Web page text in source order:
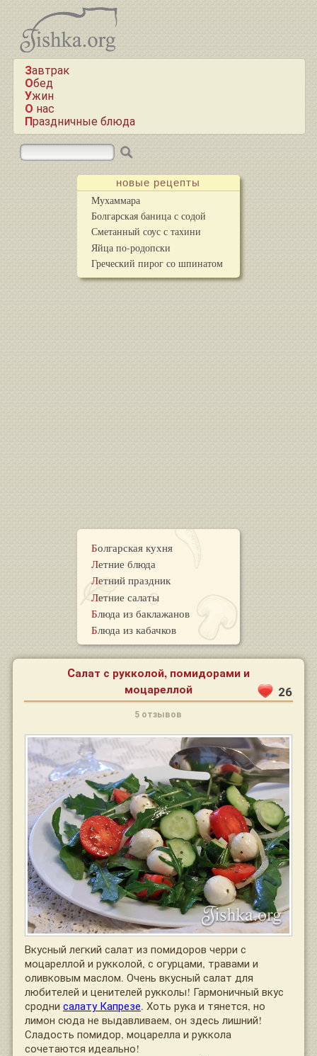
Завтрак
Обед
Ужин
О нас
Праздничные блюда
новые рецепты
Мухаммара
Болгарская баница с содой
Сметанный соус с тахини
Яйца по-родопски
Греческий пирог со шпинатом
Болгарская кухня
Летние блюда
Летний праздник
Летние салаты
Блюда из баклажанов
Блюда из кабачков
Салат с рукколой, помидорами и
моцареллой 26
5 отзывов
Вкусный легкий салат из помидоров черри с
моцареллой и рукколой, с огурцами, травами и
оливковым маслом. Очень вкусный салат для
любителей и ценителей рукколы! Гармоничный вкус
сродни салату Капрезе. Хоть рука и тянется, но
лимон сюда не выдавливаем, он здесь лишний!
Сладость помидор, моцарелла и руккола
сочетаются идеально!